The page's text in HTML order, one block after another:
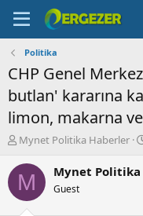
Politika
CHP Genel
butlan' kararına
limon, makarna
K
n
b
u
Mynet Politika Haberler
M Mynet
Guest